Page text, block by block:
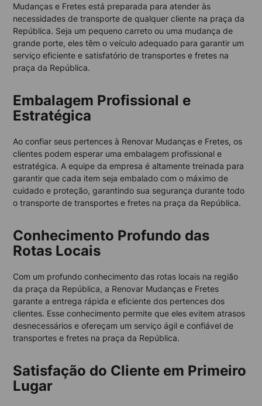
Mudanças e Fretes está preparada para atender às
necessidades de transporte de qualquer cliente na praça da
República. Seja um pequeno carreto ou uma mudança de
grande porte, eles têm o veículo adequado para garantir um
serviço eficiente e satisfatório de transportes e fretes na
praça da República.
Embalagem Profissional e
Estratégica
Ao confiar seus pertences à Renovar Mudanças e Fretes, os
clientes podem esperar uma embalagem profissional e
estratégica. A equipe da empresa é altamente treinada para
garantir que cada item seja embalado com o máximo de
cuidado e proteção, garantindo sua segurança durante todo
o transporte de transportes e fretes na praça da República.
Conhecimento Profundo das
Rotas Locais
Com um profundo conhecimento das rotas locais na região
da praça da República, a Renovar Mudanças e Fretes
garante a entrega rápida e eficiente dos pertences dos
clientes. Esse conhecimento permite que eles evitem atrasos
desnecessários e ofereçam um serviço ágil e confiável de
transportes e fretes na praça da República.
Satisfação do Cliente em Primeiro
Lugar